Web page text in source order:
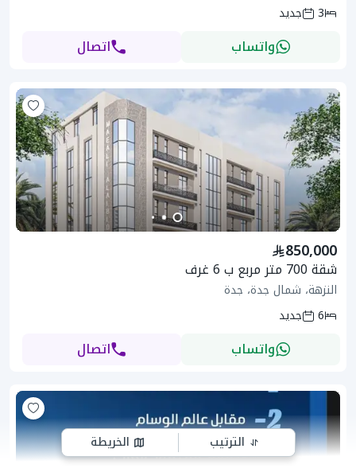
الترتيب الخريطة
3
جديد
واتساب اتصال
850,000
شقة 700 متر مربع ب 6 غرف
النزهة، شمال جدة، جدة
6
جديد
واتساب اتصال